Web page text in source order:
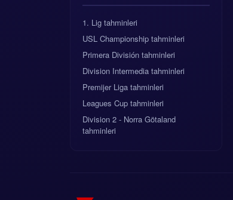
1. Lig tahminleri
USL Championship tahminleri
Primera División tahminleri
Division Intermedia tahminleri
Premijer Liga tahminleri
Leagues Cup tahminleri
Division 2 - Norra Götaland
tahminleri